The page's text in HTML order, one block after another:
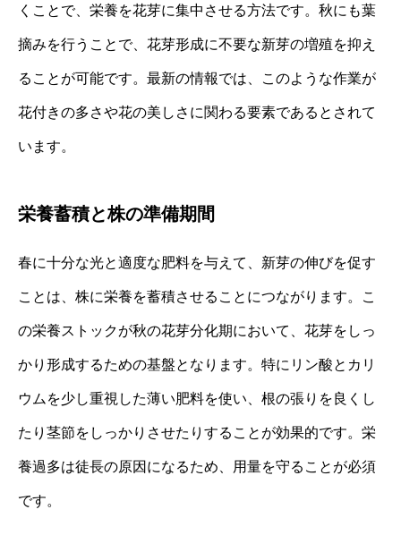
くことで、栄養を花芽に集中させる方法です。秋にも葉
摘みを行うことで、花芽形成に不要な新芽の増殖を抑え
ることが可能です。最新の情報では、このような作業が
花付きの多さや花の美しさに関わる要素であるとされて
います。
栄養蓄積と株の準備期間
春に十分な光と適度な肥料を与えて、新芽の伸びを促す
ことは、株に栄養を蓄積させることにつながります。こ
の栄養ストックが秋の花芽分化期において、花芽をしっ
かり形成するための基盤となります。特にリン酸とカリ
ウムを少し重視した薄い肥料を使い、根の張りを良くし
たり茎節をしっかりさせたりすることが効果的です。栄
養過多は徒長の原因になるため、用量を守ることが必須
です。